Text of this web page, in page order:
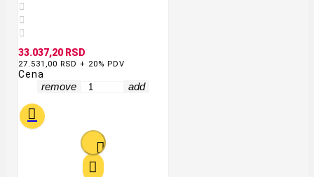



33.037,20 RSD
27.531,00 RSD + 20% PDV
Cena
remove add


